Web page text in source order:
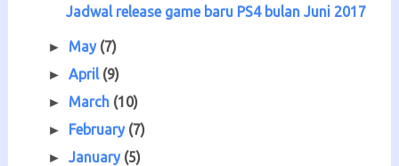
Jadwal release game baru PS4 bulan Juni 2017
► May (7)
►April (9)
► March (10)
► February (7)
►January (5)